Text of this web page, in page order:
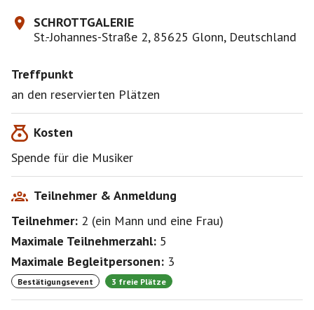
http://www.zapf-musik.de/?page=ensembles
SCHROTTGALERIE
St.-Johannes-Straße 2, 85625 Glonn, Deutschland
Treffpunkt
an den reservierten Plätzen
Kosten
Spende für die Musiker
Teilnehmer & Anmeldung
Teilnehmer: 2 (ein Mann und eine Frau)
Maximale Teilnehmerzahl: 5
Maximale Begleitpersonen: 3
Bestätigungsevent 3 freie Plätze